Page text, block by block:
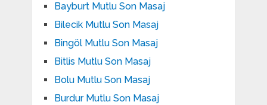
Bayburt Mutlu Son Masaj
Bilecik Mutlu Son Masaj
Bingöl Mutlu Son Masaj
Bitlis Mutlu Son Masaj
Bolu Mutlu Son Masaj
Burdur Mutlu Son Masaj